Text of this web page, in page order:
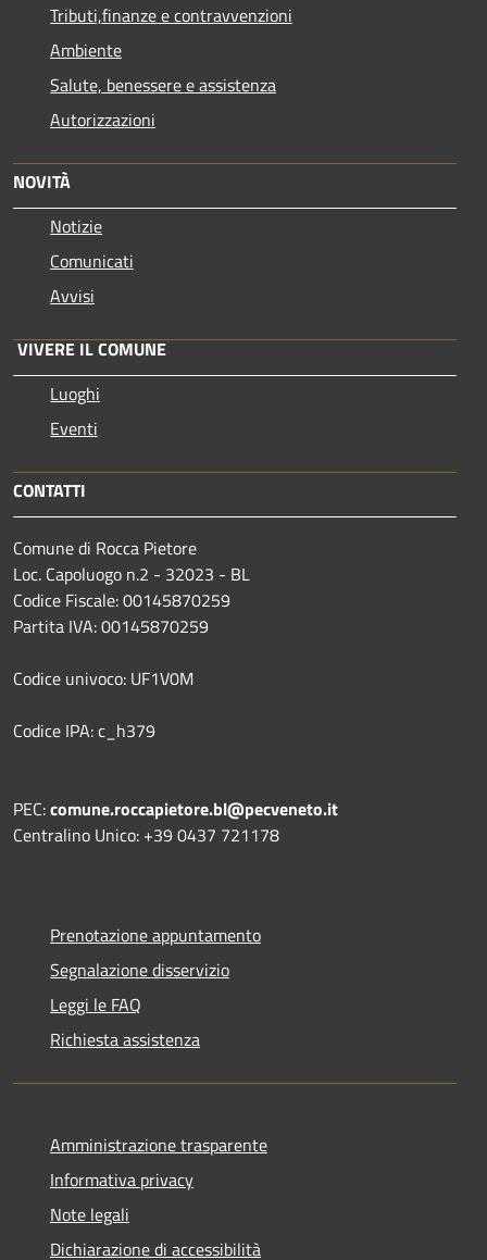
Tributi,finanze e contravvenzioni
Ambiente
Salute, benessere e assistenza
Autorizzazioni
NOVITÀ
Notizie
Comunicati
Avvisi
VIVERE IL COMUNE
Luoghi
Eventi
CONTATTI
Comune di Rocca Pietore
Loc. Capoluogo n.2 - 32023 - BL
Codice Fiscale: 00145870259
Partita IVA: 00145870259
Codice univoco: UF1V0M
Codice IPA: c_h379
PEC:comune.roccapietore.bl@pecveneto.it
Centralino Unico: +39 0437 721178
Prenotazione appuntamento
Segnalazione disservizio
Leggi le FAQ
Richiesta assistenza
Amministrazione trasparente
Informativa privacy
Note legali
Dichiarazione di accessibilità